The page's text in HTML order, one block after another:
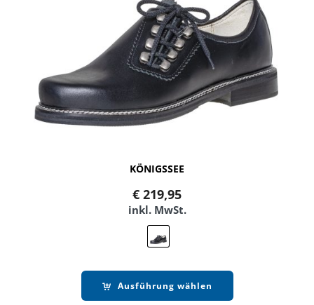
KÖNIGSSEE
€ 219,95
inkl. MwSt.
Ausführung wählen